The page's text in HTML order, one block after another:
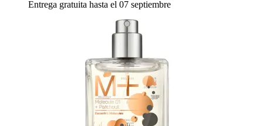
Entrega gratuita hasta el 07 septiembre